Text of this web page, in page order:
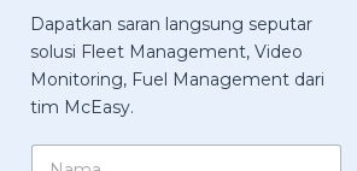
Dapatkan saran langsung seputar
solusi Fleet Management, Video
Monitoring, Fuel Management dari
tim McEasy.
N